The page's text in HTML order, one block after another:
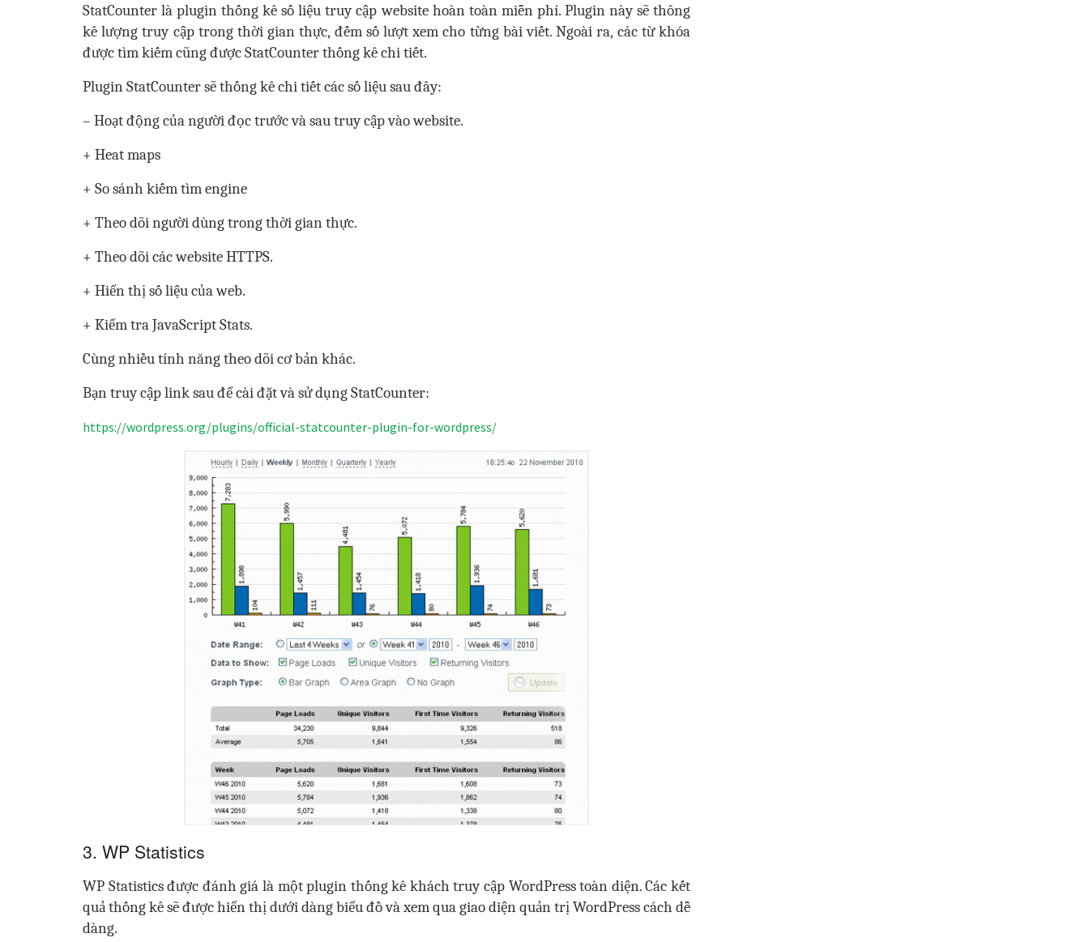
StatCounter là plugin thống kê số liệu truy cập website hoàn toàn miễn phí. Plugin này sẽ thông
kê lượng truy cập trong thời gian thực, đếm số lượt xem cho từng bài viết. Ngoài ra, các từ khóa
được tìm kiếm cũng được StatCounter thống kê chi tiết.
Plugin StatCounter sẽ thống kê chi tiết các số liệu sau đây:
– Hoạt động của người đọc trước và sau truy cập vào website.
+ Heat maps
+ So sánh kiếm tìm engine
+ Theo dõi người dùng trong thời gian thực.
+ Theo dõi các website HTTPS.
+ Hiển thị số liệu của web.
+ Kiểm tra JavaScript Stats.
Cùng nhiều tính năng theo dõi cơ bản khác.
Bạn truy cập link sau để cài đặt và sử dụng StatCounter:
https://wordpress.org/plugins/official-statcounter-plugin-for-wordpress/
3. WP Statistics
WP Statistics được đánh giá là một plugin thống kê khách truy cập WordPress toàn diện. Các kết
quả thống kê sẽ được hiển thị dưới dàng biểu đồ và xem qua giao diện quản trị WordPress cách dễ
dàng.